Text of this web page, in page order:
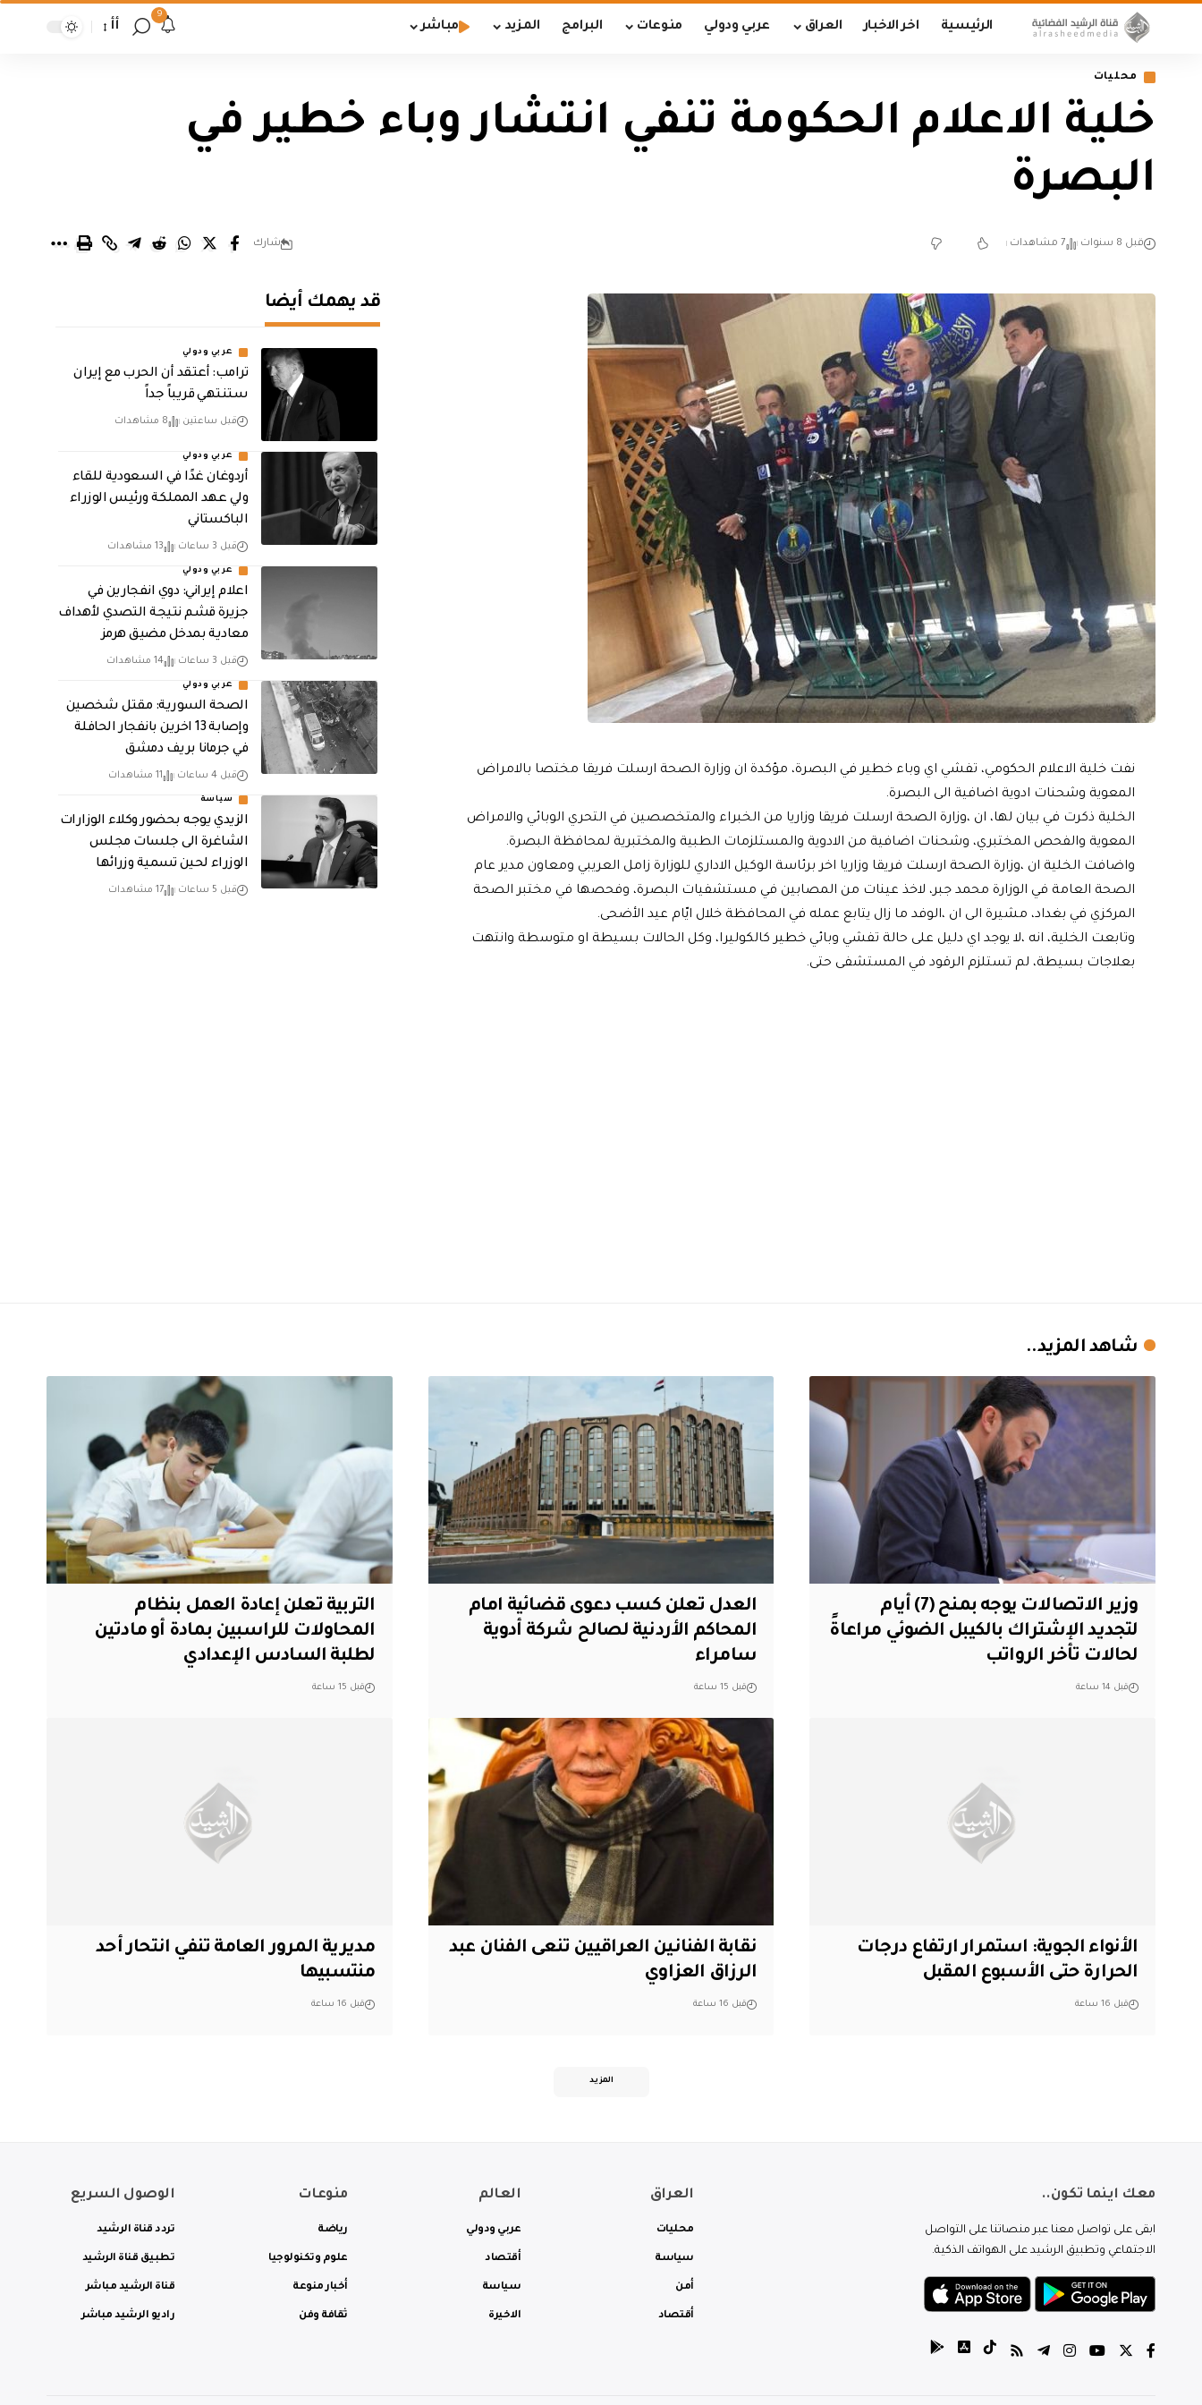
الرئيسية اخر الاخبار العراق عربي ودولي منوعات البرامج المزيد مباشر
9
أأ
محليات
خلية الاعلام الحكومة تنفي انتشار وباء خطير في
البصرة
قبل 8 سنوات 7 مشاهدات شارك
نفت خلية الاعلام الحكومي، تفشي اي وباء خطير في البصرة، مؤكدة ان وزارة الصحة ارسلت فريقا مختصا بالامراض
المعوية وشحنات ادوية اضافية الى البصرة.
الخلية ذكرت في بيان لها، ان ،وزارة الصحة ارسلت فريقا وزاريا من الخبراء والمتخصصين في التحري الوبائي والامراض
المعوية والفحص المختبري، وشحنات اضافية من الادوية والمستلزمات الطبية والمختبرية لمحافظة البصرة.
واضافت الخلية ان ،وزارة الصحة ارسلت فريقا وزاريا اخر برئاسة الوكيل الاداري للوزارة زامل العريبي ومعاون مدير عام
الصحة العامة في الوزارة محمد جبر، لاخذ عينات من المصابين في مستشفيات البصرة، وفحصها في مختبر الصحة
المركزي في بغداد، مشيرة الى ان ،الوفد ما زال يتابع عمله في المحافظة خلال ايّام عيد الأضحى.
وتابعت الخلية، انه ،لا يوجد اي دليل على حالة تفشي وبائي خطير كالكوليرا، وكل الحالات بسيطة او متوسطة وانتهت
بعلاجات بسيطة، لم تستلزم الرقود في المستشفى حتى.
قد يهمك أيضا
عربي ودولي
‏ترامب: أعتقد أن الحرب مع إيران
ستنتهي قريباً جداً
قبل ساعتين 8 مشاهدات
عربي ودولي
أردوغان غدًا في السعودية للقاء
ولي عهد المملكة ورئيس الوزراء
الباكستاني
قبل 3 ساعات 13 مشاهدات
عربي ودولي
اعلام إيراني: دوي انفجارين في
جزيرة قشم نتيجة التصدي لأهداف
معادية بمدخل مضيق هرمز
قبل 3 ساعات 14 مشاهدات
عربي ودولي
الصحة السورية: مقتل شخصين
وإصابة 13 اخرين بانفجار الحافلة
في جرمانا بريف دمشق
قبل 4 ساعات 11 مشاهدات
سياسة
الزيدي يوجه بحضور وكلاء الوزارات
الشاغرة الى جلسات مجلس
الوزراء لحين تسمية وزرائها
قبل 5 ساعات 17 مشاهدات
شاهد المزيد..
وزير الاتصالات يوجه بمنح (7) أيام
لتجديد الإشتراك بالكيبل الضوئي مراعاةً
لحالات تأخر الرواتب
قبل 14 ساعة
العدل تعلن كسب دعوى قضائية امام
المحاكم الأردنية لصالح شركة أدوية
سامراء
قبل 15 ساعة
التربية تعلن إعادة العمل بنظام
المحاولات للراسبين بمادة أو مادتين
لطلبة السادس الإعدادي
قبل 15 ساعة
الأنواء الجوية: استمرار ارتفاع درجات
الحرارة حتى الأسبوع المقبل
قبل 16 ساعة
نقابة الفنانين العراقيين تنعى الفنان عبد
الرزاق العزاوي
قبل 16 ساعة
مديرية المرور العامة تنفي انتحار أحد
منتسبيها
قبل 16 ساعة
المزيد
معك اينما تكون..
ابقى على تواصل معنا عبر منصاتنا على التواصل
الاجتماعي وتطبيق الرشيد على الهواتف الذكية.
العراق
محليات
سياسة
أمن
أقتصاد
العالم
عربي ودولي
أقتصاد
سياسة
الاخيرة
منوعات
رياضة
علوم وتكنولوجيا
أخبار منوعة
ثقافة وفن
الوصول السريع
تردد قناة الرشيد
تطبيق قناة الرشيد
قناة الرشيد مباشر
راديو الرشيد مباشر